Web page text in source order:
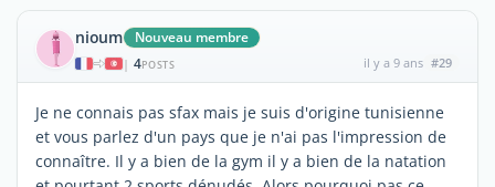
nioum Nouveau membre
| 4POSTS il y a 9 ans #29
Je ne connais pas sfax mais je suis d'origine tunisienne
et vous parlez d'un pays que je n'ai pas l'impression de
connaître. Il y a bien de la gym il y a bien de la natation